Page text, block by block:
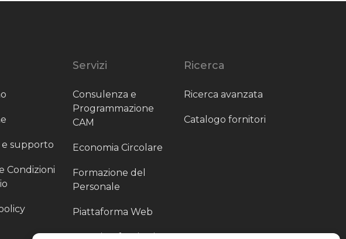
supporto
Condizioni
Servizi
Consulenza e
Programmazione
CAM
Economia Circolare
Formazione del
Personale
Piattaforma Web
Ricerca
Ricerca avanzata
Catalogo fornitori